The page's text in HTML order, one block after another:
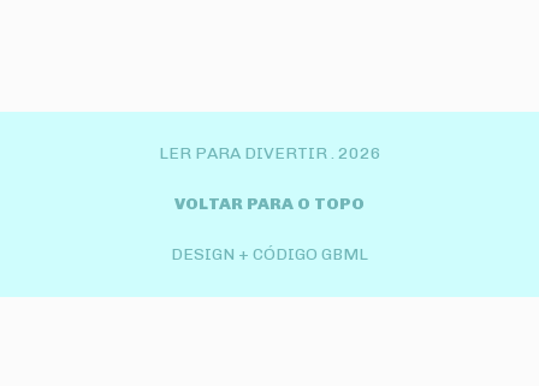
LER PARA DIVERTIR . 2026
VOLTAR PARA O TOPO
DESIGN + CÓDIGO GBML